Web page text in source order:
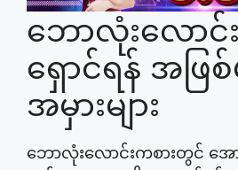
ဘောလုံးလောင်
ရှောင်ရန် အဖြစ်
အမှားများ
ဘောလုံးလောင်းကစားတွင် အေ